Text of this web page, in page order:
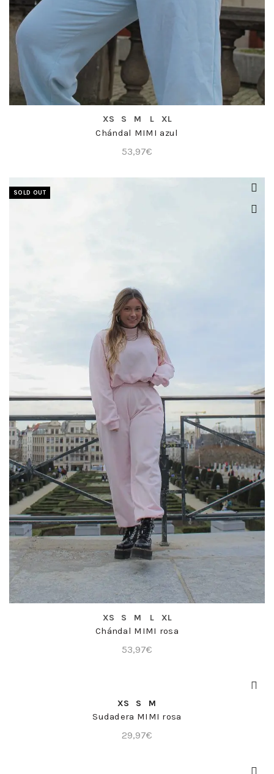
COMPRA RÁPIDA
XS S M L XL
Chándal MIMI azul
53,97€
SOLD OUT
COMPRA RÁPIDA
XS S M L XL
Chándal MIMI rosa
53,97€
COMPRA RÁPIDA
XS S M
Sudadera MIMI rosa
29,97€